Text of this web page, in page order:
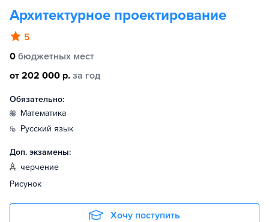
Архитектурное проектирование
5
0 бюджетных мест
от 202 000 р. за год
Обязательно:
математика
русский язык
Доп. экзамены:
черчение
Рисунок
Хочу поступить